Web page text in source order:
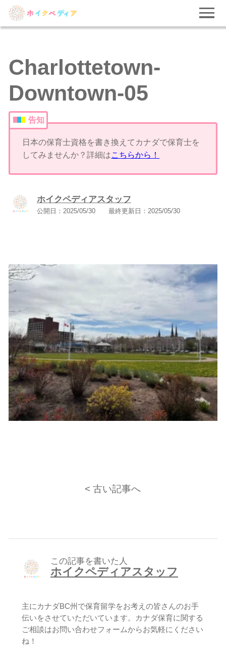
Charlottetown-
Downtown-05
告知
日本の保育士資格を書き換えてカナダで保育士を
してみませんか？詳細はこちらから！
ホイクペディアスタッフ
公開日： 2025/05/30 最終更新日： 2025/05/30
< 古い記事へ
この記事を書いた人
ホイクペディアスタッフ
主にカナダBC州で保育留学をお考えの皆さんのお手
伝いをさせていただいています。カナダ保育に関する
ご相談はお問い合わせフォームからお気軽にください
ね！